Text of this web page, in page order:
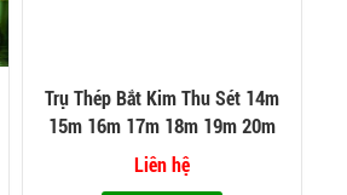
Trụ Thép Bắt Kim Thu Sét 14m
15m 16m 17m 18m 19m 20m
Mạ Nhúng Nóng
Liên hệ